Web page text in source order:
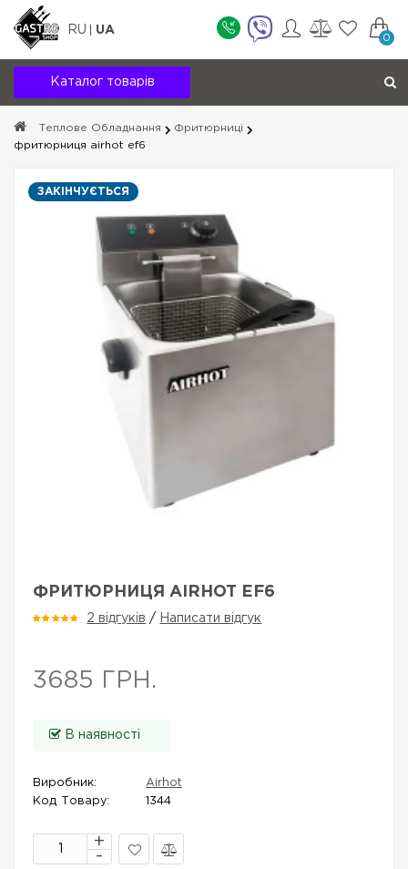
RU UA
0
Каталог товарів
Теплове Обладнання
Фритюрниці
фритюрниця airhot ef6
ЗАКІНЧУЄТЬСЯ
ФРИТЮРНИЦЯ AIRHOT EF6
2 відгуків / Написати відгук
3685 ГРН.
В наявності
Виробник:
Airhot
Код Товару:
1344